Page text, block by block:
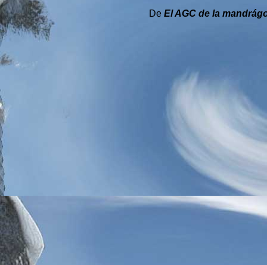
De El AGC de la